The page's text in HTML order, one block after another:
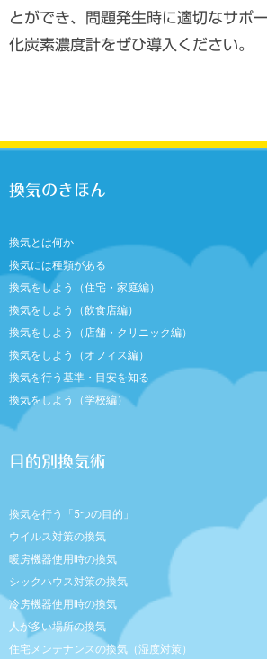
とができ、問題発生時に適切なサポ
化炭素濃度計をぜひ導入ください。
換気のきほん
換気とは何か
換気には種類がある
換気をしよう（住宅・家庭編）
換気をしよう（飲食店編）
換気をしよう（店舗・クリニック編）
換気をしよう（オフィス編）
換気を行う基準・目安を知る
換気をしよう（学校編）
目的別換気術
換気を行う「5つの目的」
ウイルス対策の換気
暖房機器使用時の換気
シックハウス対策の換気
冷房機器使用時の換気
人が多い場所の換気
住宅メンテナンスの換気（湿度対策）